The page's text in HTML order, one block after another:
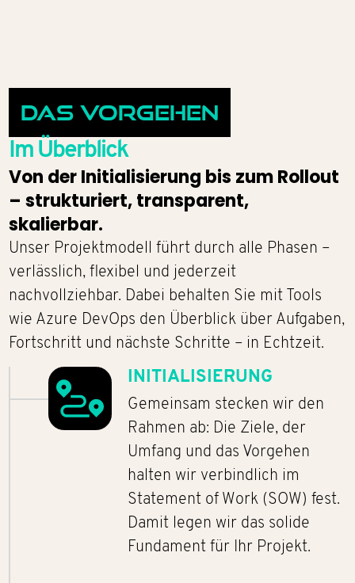
Das Vorgehen
Im Überblick
Von der Initialisierung bis zum Rollout
– strukturiert, transparent,
skalierbar.
Unser Projektmodell führt durch alle Phasen –
verlässlich, flexibel und jederzeit
nachvollziehbar. Dabei behalten Sie mit Tools
wie Azure DevOps den Überblick über Aufgaben,
Fortschritt und nächste Schritte – in Echtzeit.
INITIALISIERUNG
Gemeinsam stecken wir den
Rahmen ab: Die Ziele, der
Umfang und das Vorgehen
halten wir verbindlich im
Statement of Work (SOW) fest.
Damit legen wir das solide
Fundament für Ihr Projekt.